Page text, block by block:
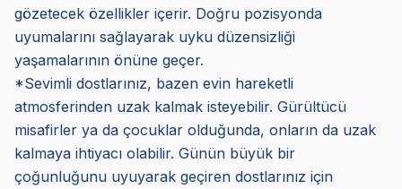
gözetecek özellikler içerir. Doğru pozisyonda
uyumalarını sağlayarak uyku düzensizliği
yaşamalarının önüne geçer.
*Sevimli dostlarınız, bazen evin hareketli
atmosferinden uzak kalmak isteyebilir. Gürültücü
misafirler ya da çocuklar olduğunda, onların da uzak
kalmaya ihtiyacı olabilir. Günün büyük bir
çoğunluğunu uyuyarak geçiren dostlarınız için